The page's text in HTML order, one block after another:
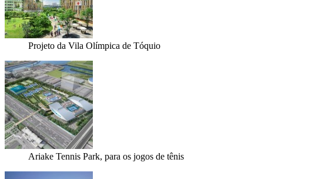
Projeto da Vila Olímpica de Tóquio
Ariake Tennis Park, para os jogos de tênis